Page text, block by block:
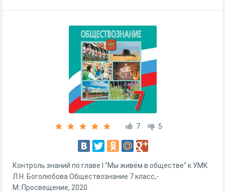
7 5
Контроль знаний по главе I "Мы живём в обществе" к УМК
Л.Н. Боголюбова Обществознание 7 класс,-
М.:Просвещение, 2020.